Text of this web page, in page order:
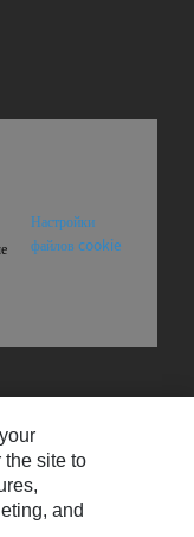
Настройки
файлов cookie
the site to
and